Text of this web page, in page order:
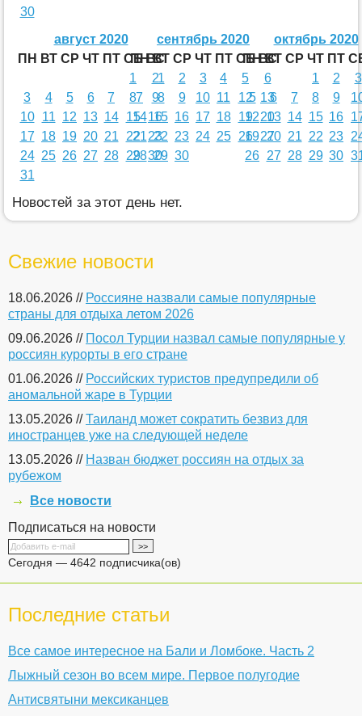
30
август 2020
ПН ВТ СР ЧТ ПТ СБ ВС
1
2
3
4 5 6 7 8
9
10
11 12 13 14 15
16
17 18 19 20 21 22
23
24 25 26 27 28 29 30
31
сентябрь 2020
ПН ВТ СР ЧТ ПТ СБ ВС
1
2 3 4 5
6
7
8 9 10 11 12
13
14 15 16 17 18 19
20
21 22 23 24 25 26
27
28 29 30
октябрь 2020
ПН ВТ СР ЧТ ПТ
1
2
3
5
6 7 8 9
12 13 14 15 16
19 20 21 22 23
26 27 28 29 30
Новостей за этот день нет.
Свежие новости
18.06.2026 // Россияне назвали самые популярные
страны для отдыха летом 2026
09.06.2026 // Посол Турции назвал самые популярные у
россиян курорты в его стране
01.06.2026 // Российских туристов предупредили об
аномальной жаре в Турции
13.05.2026 //Таиланд может сократить безвиз для
иностранцев уже на следующей неделе
13.05.2026 // Назван бюджет россиян на отдых за
рубежом
Все новости
Подписаться на новости
Сегодня — 4642 подписчика(ов)
Последние статьи
Все самое интересное на Бали и Ломбоке. Часть 2
Лыжный сезон во всем мире. Первое полугодие
Антисвятыни мексиканцев